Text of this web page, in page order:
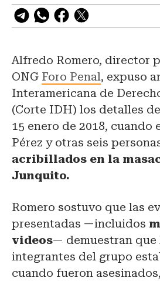
Alfredo Romero, director
ONG Foro Penal, expuso
Interamericana de
(Corte IDH) los detalles
15 enero de 2018, cuando
Pérez y otras seis
acribillados en la
Junquito.
Romero sostuvo que las
presentadas —incluidos
videos— demuestran que
integrantes del grupo
cuando fueron